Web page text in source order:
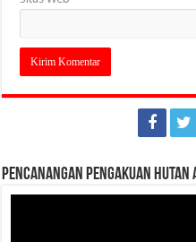
Pencanangan Pengakuan Hutan